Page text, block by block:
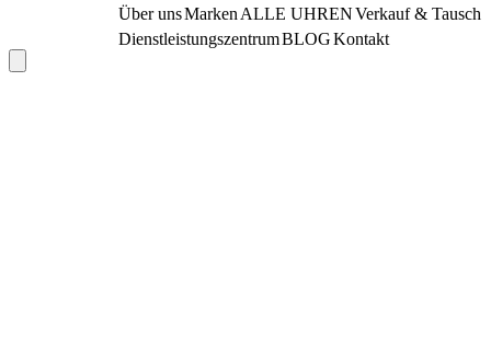
Über unsMarken ALLE UHRENVerkauf & Tausch
DienstleistungszentrumBLOGKontakt